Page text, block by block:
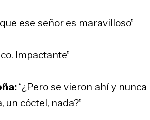
que ese señor es maravilloso”
Impactante”
“¿Pero se vieron ahí y nunca
un cóctel, nada?”